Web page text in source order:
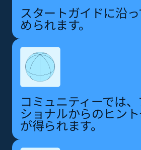
スタートガイドに沿
められます。
コミュニティーでは
ショナルからのヒン
が得られます。